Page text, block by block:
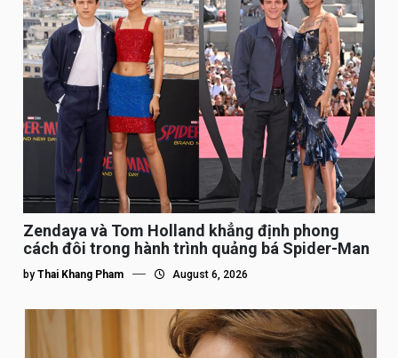
Zendaya và Tom Holland khẳng định phong
cách đôi trong hành trình quảng bá Spider-Man
by Thai Khang Pham August 6, 2026